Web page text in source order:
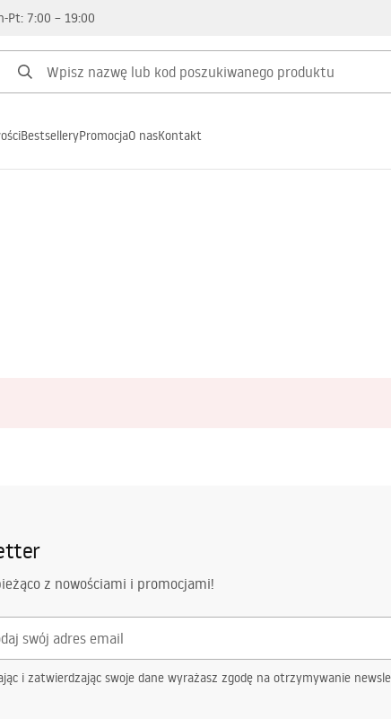
Pt: 7:00 – 19:00
BestselleryPromocjaO nasKontakt
z nowościami i promocjami!
i zatwierdzając swoje dane wyrażasz zgodę na otrzymywanie